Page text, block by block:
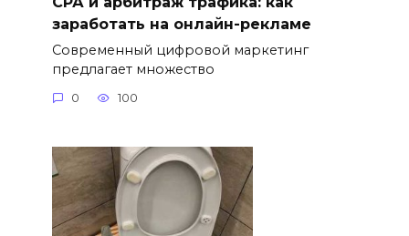
заработать на онлайн-рекламе
Современный цифровой маркетинг
предлагает множество
0 100